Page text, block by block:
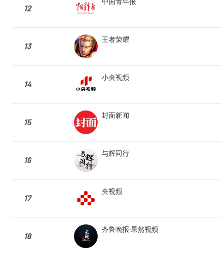
12
13
王者荣耀
14
小央视频
15
封面新闻
16
与辉同行
17
央视频
18
齐鲁晚报·果然视频